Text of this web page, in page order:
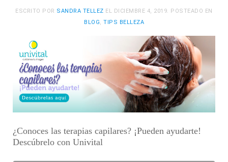
ESCRITO POR SANDRA TELLEZ EL DICIEMBRE 4, 2019. POSTEADO EN
BLOG, TIPS BELLEZA
¿Conoces las terapias capilares? ¡Pueden ayudarte!
Descúbrelo con Univital